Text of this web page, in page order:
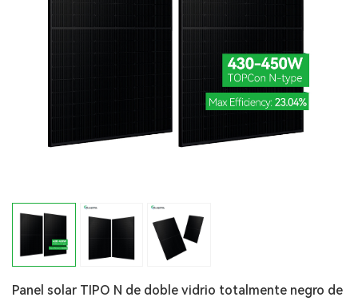
Panel solar TIPO N de doble vidrio totalmente negro de